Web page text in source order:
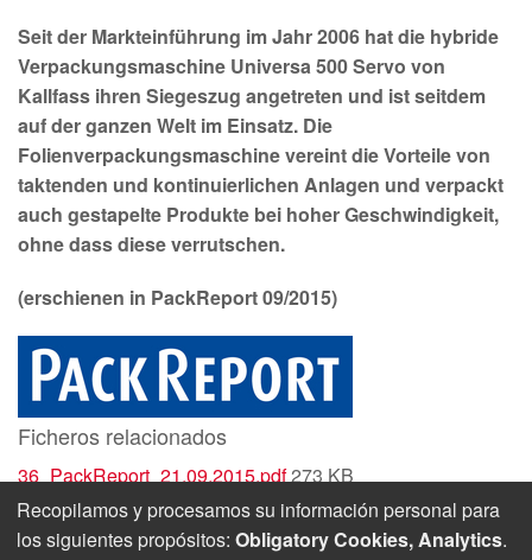
Seit der Markteinführung im Jahr 2006 hat die hybride
Verpackungsmaschine Universa 500 Servo von
Kallfass ihren Siegeszug angetreten und ist seitdem
auf der ganzen Welt im Einsatz. Die
Folienverpackungsmaschine vereint die Vorteile von
taktenden und kontinuierlichen Anlagen und verpackt
auch gestapelte Produkte bei hoher Geschwindigkeit,
ohne dass diese verrutschen.
(erschienen in PackReport 09/2015)
Ficheros relacionados
36_PackReport_21.09.2015.pdf273 KB
© 2026 Kallfass Verpackungsmaschinen GmbH
Recopilamos y procesamos su información personal para
los siguientes propósitos: Obligatory Cookies, Analytics.